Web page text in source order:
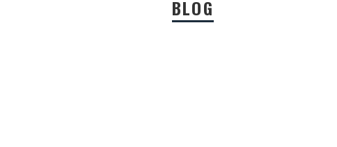
BLOG